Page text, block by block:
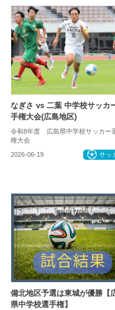
なぎさ vs 二葉 中学校サッカ
手権大会(広島地区)
令和8年度 広島県中学校サッカー
権大会
2026-06-19 サッ
備北地区予選は東城が優勝【
県中学校選手権】